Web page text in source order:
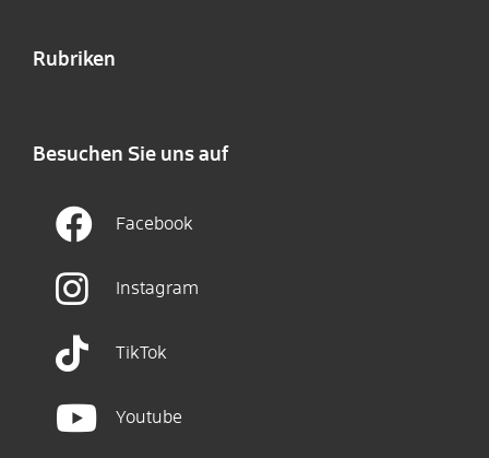
Rubriken
Besuchen Sie uns auf
Facebook
Instagram
TikTok
Youtube